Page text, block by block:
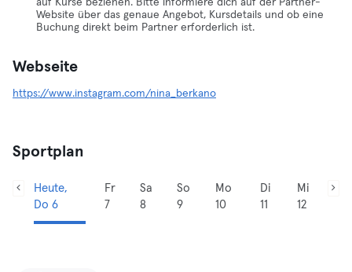
auf Kurse beziehen. Bitte informiere dich auf der Partner-
Website über das genaue Angebot, Kursdetails und ob eine
Buchung direkt beim Partner erforderlich ist.
Webseite
https://www.instagram.com/nina_berkano
Sportplan
Heute,
Do 6
Fr
7
Sa
8
So
9
Mo
10
Di
11
Mi
12